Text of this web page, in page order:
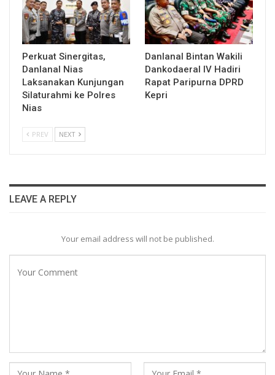
Perkuat Sinergitas,
Danlanal Nias
Laksanakan Kunjungan
Silaturahmi ke Polres
Nias
Danlanal Bintan Wakili
Dankodaeral IV Hadiri
Rapat Paripurna DPRD
Kepri
PREV NEXT
LEAVE A REPLY
Your email address will not be published.